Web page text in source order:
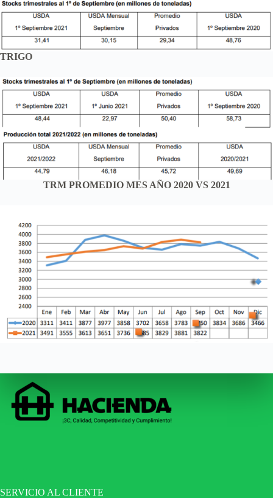
TRIGO
TRM PROMEDIO MES AÑO 2020 VS 2021
SERVICIO AL CLIENTE